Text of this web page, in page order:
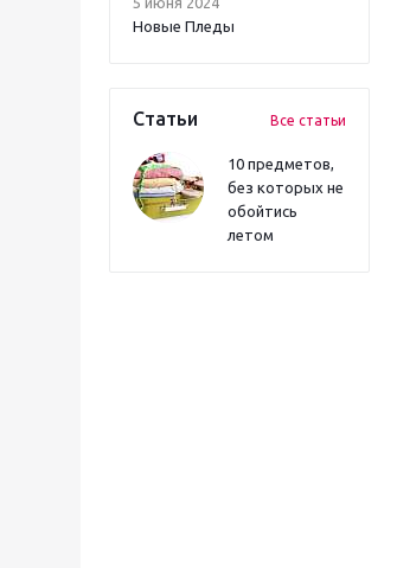
Новые Пледы
Статьи Все статьи
10 предметов,
без которых не
обойтись
летом